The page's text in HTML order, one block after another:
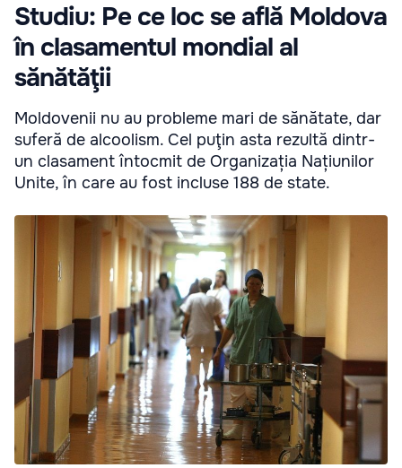
Studiu: Pe ce loc se află Moldova
în clasamentul mondial al
sănătăţii
Moldovenii nu au probleme mari de sănătate, dar
suferă de alcoolism. Cel puţin asta rezultă dintr-
un clasament întocmit de Organizația Națiunilor
Unite, în care au fost incluse 188 de state.